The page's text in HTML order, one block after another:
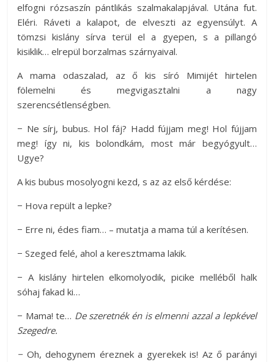
elfogni rózsaszín pántlikás szalmakalapjával. Utána fut.
Eléri. Ráveti a kalapot, de elveszti az egyensúlyt. A
tömzsi kislány sírva terül el a gyepen, s a pillangó
kisiklik… elrepül borzalmas szárnyaival.
A mama odaszalad, az ő kis síró Mimijét hirtelen
fölemelni és megvigasztalni a nagy
szerencsétlenségben.
− Ne sírj, bubus. Hol fáj? Hadd fújjam meg! Hol fújjam
meg! így ni, kis bolondkám, most már begyógyult…
Ugye?
A kis bubus mosolyogni kezd, s az az első kérdése:
− Hova repült a lepke?
− Erre ni, édes fiam… – mutatja a mama túl a kerítésen.
− Szeged felé, ahol a keresztmama lakik.
− A kislány hirtelen elkomolyodik, picike melléből halk
sóhaj fakad ki…
− Mama! te… De szeretnék én is elmenni azzal a lepkével
Szegedre.
− Oh, dehogynem éreznek a gyerekek is! Az ő parányi